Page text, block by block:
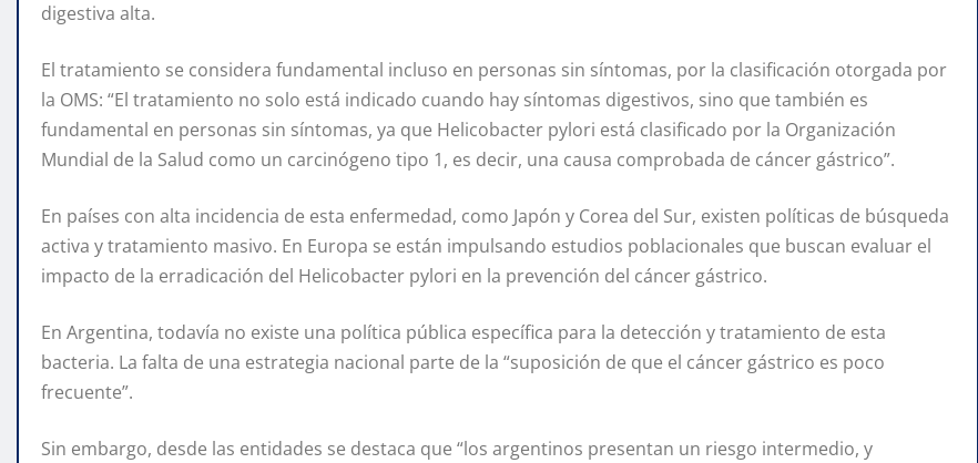
digestiva alta.
El tratamiento se considera fundamental incluso en personas sin síntomas, por la clasificación otorgada por
la OMS: “El tratamiento no solo está indicado cuando hay síntomas digestivos, sino que también es
fundamental en personas sin síntomas, ya que Helicobacter pylori está clasificado por la Organización
Mundial de la Salud como un carcinógeno tipo 1, es decir, una causa comprobada de cáncer gástrico”.
En países con alta incidencia de esta enfermedad, como Japón y Corea del Sur, existen políticas de búsqueda
activa y tratamiento masivo. En Europa se están impulsando estudios poblacionales que buscan evaluar el
impacto de la erradicación del Helicobacter pylori en la prevención del cáncer gástrico.
En Argentina, todavía no existe una política pública específica para la detección y tratamiento de esta
bacteria. La falta de una estrategia nacional parte de la “suposición de que el cáncer gástrico es poco
frecuente”.
Sin embargo, desde las entidades se destaca que “los argentinos presentan un riesgo intermedio, y